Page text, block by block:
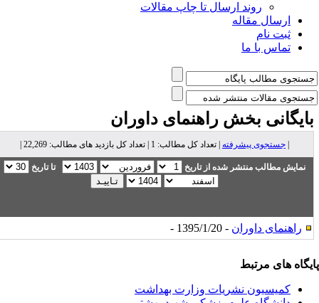
روند ارسال تا چاپ مقالات
ارسال مقاله
ثبت نام
تماس با ما
بخش راهنمای داوران
جستجوی پیشرفته| تعداد کل مطالب: 1 | تعداد کل بازدید های مطالب: 22,269 |
نمایش مطالب منتشر شده از تاریخ تا تاریخ
راهنمای داوران - 1395/1/20 -
های مرتبط
کمیسیون نشریات وزارت بهداشت